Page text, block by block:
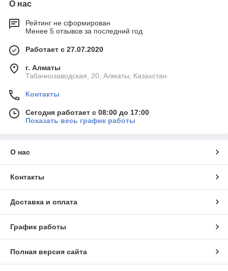
О нас
Рейтинг не сформирован
Менее 5 отзывов за последний год
Работает с 27.07.2020
г. Алматы
Табачнозаводская, 20, Алматы, Казахстан
Контакты
Сегодня работает с 08:00 до 17:00
Показать весь график работы
О нас
Контакты
Доставка и оплата
График работы
Полная версия сайта